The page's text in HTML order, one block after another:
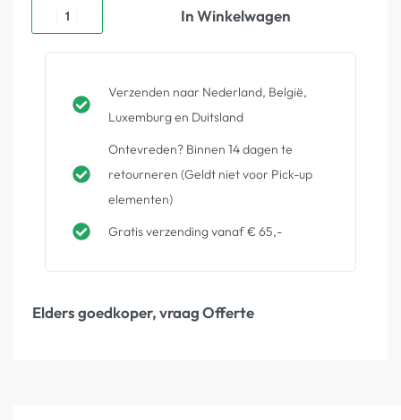
In Winkelwagen
Verzenden naar Nederland, België,
Luxemburg en Duitsland
Ontevreden? Binnen 14 dagen te
retourneren (Geldt niet voor Pick-up
elementen)
Gratis verzending vanaf € 65,-
Elders goedkoper, vraag Offerte